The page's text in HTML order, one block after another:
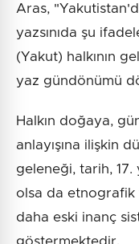
Aras,
yazsınıda şu
(Yakut) halkının
yaz gündönümü
Halkın doğaya,
anlayışına ilişkin
geleneği, tarih,
olsa da etnografik
daha eski inanç
göstermektedir.